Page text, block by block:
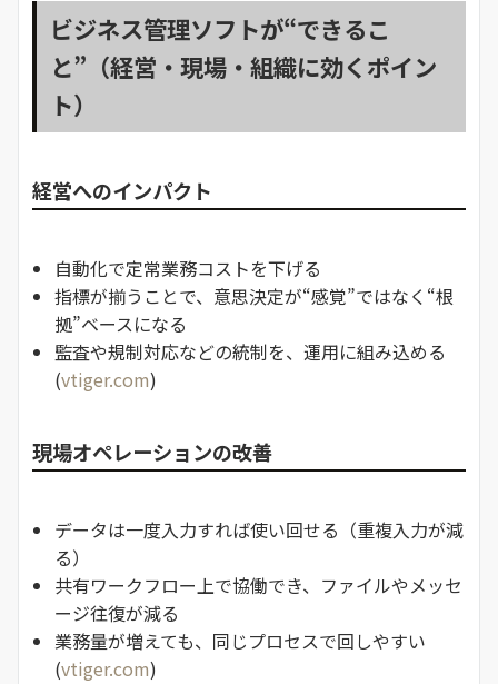
ビジネス管理ソフトが“できるこ
と”（経営・現場・組織に効くポイン
ト）
経営へのインパクト
自動化で定常業務コストを下げる
指標が揃うことで、意思決定が“感覚”ではなく“根
拠”ベースになる
監査や規制対応などの統制を、運用に組み込める
(vtiger.com)
現場オペレーションの改善
データは一度入力すれば使い回せる（重複入力が減
る）
共有ワークフロー上で協働でき、ファイルやメッセ
ージ往復が減る
業務量が増えても、同じプロセスで回しやすい
(vtiger.com)